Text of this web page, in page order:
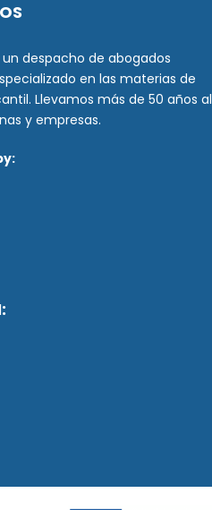
un despacho de abogados
en las materias de
Llevamos más de 50 años al
y empresas.